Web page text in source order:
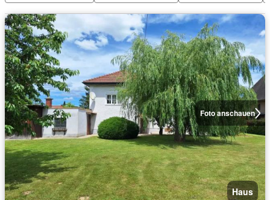
Foto anschauen
Haus